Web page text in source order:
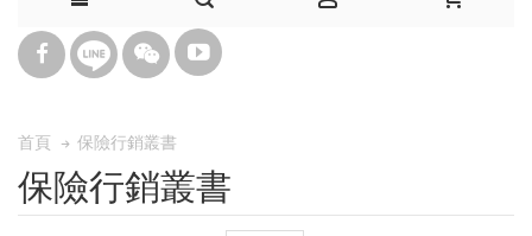
首頁 保險行銷叢書
保險行銷叢書